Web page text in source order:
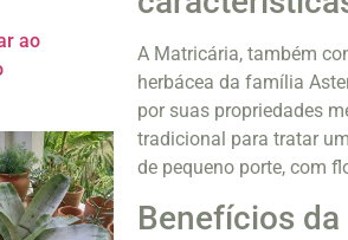
ao
A Matricária, também
herbácea da família
por suas propriedades
tradicional para tratar
de pequeno porte, com
Benefícios